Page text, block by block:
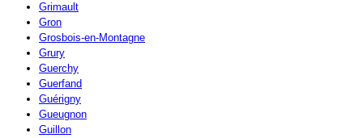
Grimault
Gron
Grosbois-en-Montagne
Grury
Guerchy
Guerfand
Guérigny
Gueugnon
Guillon